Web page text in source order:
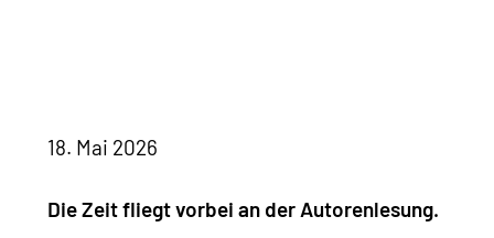
18. Mai 2026
Die Zeit fliegt vorbei an der Autorenlesung.